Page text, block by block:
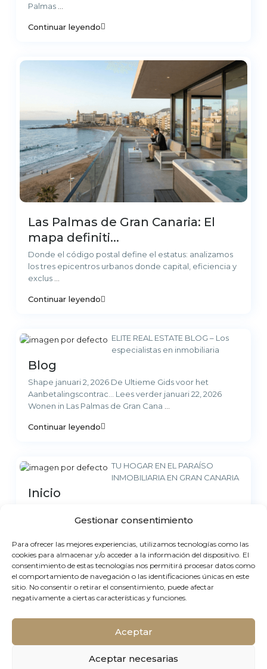
Gestionar consentimiento
Para ofrecer las mejores experiencias, utilizamos tecnologías como las
cookies para almacenar y/o acceder a la información del dispositivo. El
consentimiento de estas tecnologías nos permitirá procesar datos como
el comportamiento de navegación o las identificaciones únicas en este
sitio. No consentir o retirar el consentimiento, puede afectar
negativamente a ciertas características y funciones.
Aceptar
Aceptar necesarias
Palmas
Continuar leyendo
Las Palmas de Gran Canaria: El
mapa definiti...
Donde el código postal define el estatus: analizamos
los tres epicentros urbanos donde capital, eficiencia y
exclus ...
Continuar leyendo
Blog
ELITE REAL ESTATE BLOG – Los
especialistas en inmobiliaria
Shape januari 2, 2026 De Ultieme Gids voor het
Aanbetalingscontrac… Lees verder januari 22, 2026
Wonen in Las Palmas de Gran Cana
Continuar leyendo
Inicio
TU HOGAR EN EL PARAÍSO
INMOBILIARIA EN GRAN CANARIA
Canaria, nos hemos consolidado como la inmobiliaria
Continuar leyendo
© Elite Real Estate. Todos los derechos reservados.
AVISO LEGAL
POLÍTICA DE PRIVACIDAD